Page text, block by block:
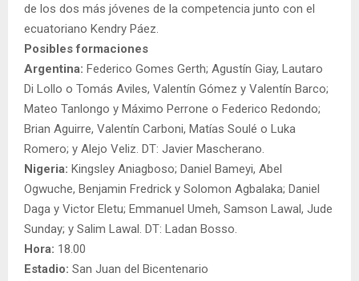
de los dos más jóvenes de la competencia junto con el
ecuatoriano Kendry Páez.
Posibles formaciones
Argentina: Federico Gomes Gerth; Agustín Giay, Lautaro
Di Lollo o Tomás Aviles, Valentín Gómez y Valentín Barco;
Mateo Tanlongo y Máximo Perrone o Federico Redondo;
Brian Aguirre, Valentín Carboni, Matías Soulé o Luka
Romero; y Alejo Veliz. DT: Javier Mascherano.
Nigeria: Kingsley Aniagboso; Daniel Bameyi, Abel
Ogwuche, Benjamin Fredrick y Solomon Agbalaka; Daniel
Daga y Victor Eletu; Emmanuel Umeh, Samson Lawal, Jude
Sunday; y Salim Lawal. DT: Ladan Bosso.
Hora: 18.00
Estadio: San Juan del Bicentenario